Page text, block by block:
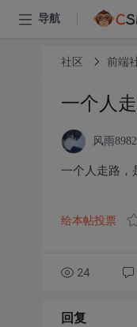
导航
社区 前端
一个人
风雨8982
一个人走路，
给本帖投票
24
回复